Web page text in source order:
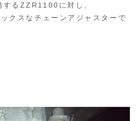
するZZR1100に対し、
クスなチェーンアジャスターで